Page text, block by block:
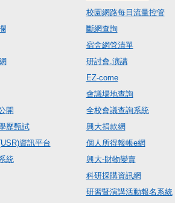
開
歷甄試
資訊平台
統
校園網路每日流量控管
斷網查詢
宿舍網管清單
研討會.演講
EZ-come
會議場地查詢
全校會議查詢系統
興大捐款網
個人所得報帳e網
興大-財物變賣
科研採購資訊網
研習暨演講活動報名系統